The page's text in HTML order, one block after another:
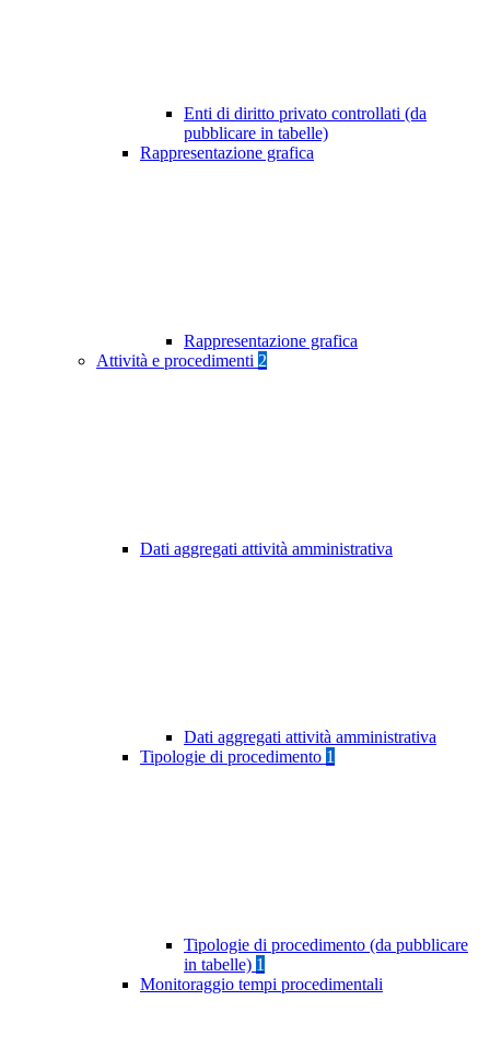
Enti di diritto privato controllati (da
pubblicare in tabelle)
Rappresentazione grafica
Rappresentazione grafica
Attività e procedimenti 2
Dati aggregati attività amministrativa
Dati aggregati attività amministrativa
Tipologie di procedimento 1
Tipologie di procedimento (da pubblicare
in tabelle) 1
Monitoraggio tempi procedimentali